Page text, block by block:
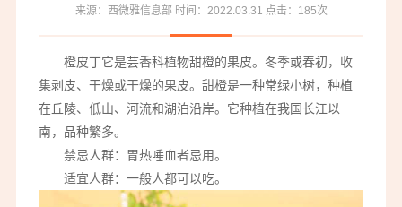
来源：西微雅信息部 时间：2022.03.31 点击：185次
橙皮丁它是芸香科植物甜橙的果皮。冬季或春初，收
集剥皮、干燥或干燥的果皮。甜橙是一种常绿小树，种植
在丘陵、低山、河流和湖泊沿岸。它种植在我国长江以
南，品种繁多。
禁忌人群：胃热唾血者忌用。
适宜人群：一般人都可以吃。